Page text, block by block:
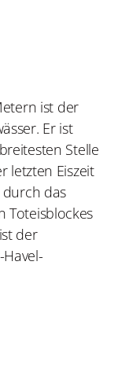
ist der
Er ist
Stelle
letzten Eiszeit
durch das
Toteisblockes
der